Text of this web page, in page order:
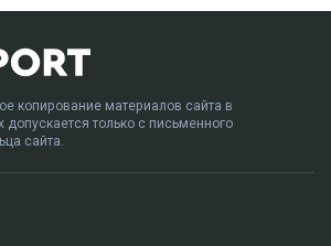
копирование материалов сайта в
только с письменного
сайта.